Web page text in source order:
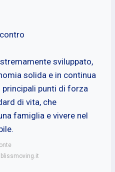
sviluppato,
solida e in continua
principali punti di forza
di vita, che
famiglia e vivere nel